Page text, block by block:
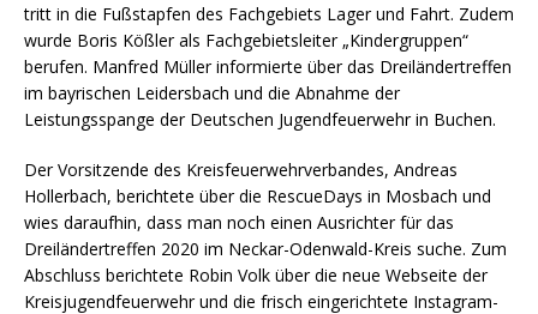
tritt in die Fußstapfen des Fachgebiets Lager und Fahrt. Zudem
wurde Boris Kößler als Fachgebietsleiter „Kindergruppen“
berufen. Manfred Müller informierte über das Dreiländertreffen
im bayrischen Leidersbach und die Abnahme der
Leistungsspange der Deutschen Jugendfeuerwehr in Buchen.
Der Vorsitzende des Kreisfeuerwehrverbandes, Andreas
Hollerbach, berichtete über die RescueDays in Mosbach und
wies daraufhin, dass man noch einen Ausrichter für das
Dreiländertreffen 2020 im Neckar-Odenwald-Kreis suche. Zum
Abschluss berichtete Robin Volk über die neue Webseite der
Kreisjugendfeuerwehr und die frisch eingerichtete Instagram-